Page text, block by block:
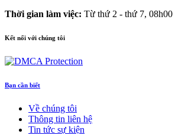
Thời gian làm việc: Từ thứ 2 - thứ 7, 08h00
Kết nối với chúng tôi
Bạn cần biết
Về chúng tôi
Thông tin liên hệ
Tin tức sự kiện